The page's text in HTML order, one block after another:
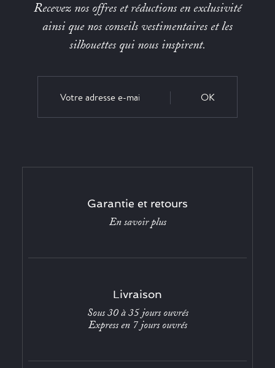
Recevez nos offres et réductions en exclusivité
ainsi que nos conseils vestimentaires et les
silhouettes qui nous inspirent.
OK
Garantie et retours
En savoir plus
Livraison
Sous 30 à 35 jours ouvrés
Express en 7 jours ouvrés